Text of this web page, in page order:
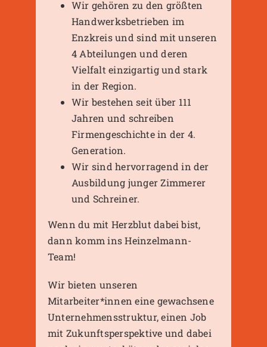
Wir gehören zu den größten
Handwerksbetrieben im
Enzkreis und sind mit unseren
4 Abteilungen und deren
Vielfalt einzigartig und stark
in der Region.
Wir bestehen seit über 111
Jahren und schreiben
Firmengeschichte in der 4.
Generation.
Wir sind hervorragend in der
Ausbildung junger Zimmerer
und Schreiner.
Wenn du mit Herzblut dabei bist,
dann komm ins Heinzelmann-
Team!
Wir bieten unseren
Mitarbeiter*innen eine gewachsene
Unternehmensstruktur, einen Job
mit Zukunftsperspektive und dabei